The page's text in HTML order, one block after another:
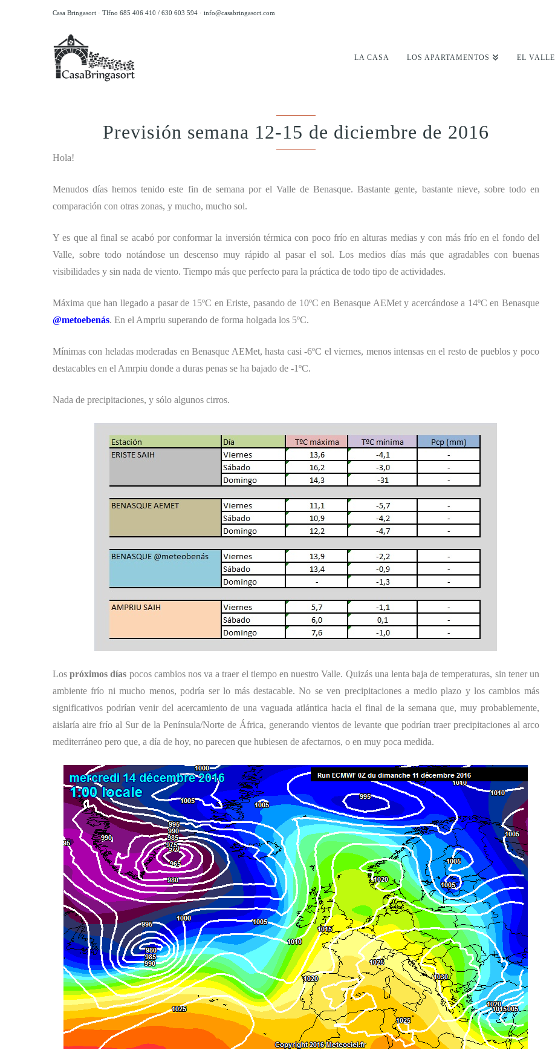
Casa Bringasort · Tlfno 685 406 410 / 630 603 594 · info@casabringasort.com
LA CASA LOS APARTAMENTOS EL VALLE
Previsión semana 12-15 de diciembre de 2016
Hola!
Menudos días hemos tenido este fin de semana por el Valle de Benasque. Bastante gente, bastante nieve, sobre todo en
comparación con otras zonas, y mucho, mucho sol.
Y es que al final se acabó por conformar la inversión térmica con poco frío en alturas medias y con más frío en el fondo del
Valle, sobre todo notándose un descenso muy rápido al pasar el sol. Los medios días más que agradables con buenas
visibilidades y sin nada de viento. Tiempo más que perfecto para la práctica de todo tipo de actividades.
Máxima que han llegado a pasar de 15ºC en Eriste, pasando de 10ºC en Benasque AEMet y acercándose a 14ºC en Benasque
@metoebenás. En el Ampriu superando de forma holgada los 5ºC.
Mínimas con heladas moderadas en Benasque AEMet, hasta casi -6ºC el viernes, menos intensas en el resto de pueblos y poco
destacables en el Amrpiu donde a duras penas se ha bajado de -1ºC.
Nada de precipitaciones, y sólo algunos cirros.
Lospróximos días pocos cambios nos va a traer el tiempo en nuestro Valle. Quizás una lenta baja de temperaturas, sin tener un
ambiente frío ni mucho menos, podría ser lo más destacable. No se ven precipitaciones a medio plazo y los cambios más
significativos podrían venir del acercamiento de una vaguada atlántica hacia el final de la semana que, muy probablemente,
aislaría aire frío al Sur de la Península/Norte de África, generando vientos de levante que podrían traer precipitaciones al arco
mediterráneo pero que, a día de hoy, no parecen que hubiesen de afectarnos, o en muy poca medida.